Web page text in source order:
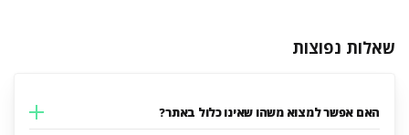
שאלות נפוצות
האם אפשר למצוא משהו שאינו כלול באתר?